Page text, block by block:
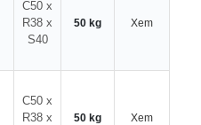
C50 x
R38 x
S40
50 kg Xem
C50 x
R38 x
50 kg Xem